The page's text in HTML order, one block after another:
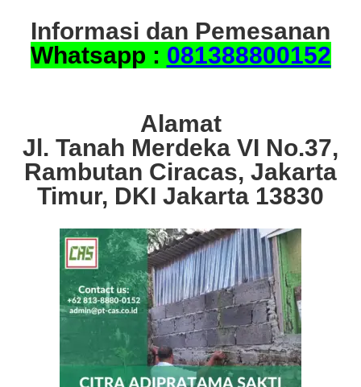
Informasi dan Pemesanan
Whatsapp : 081388800152
Alamat
Jl. Tanah Merdeka VI No.37,
Rambutan Ciracas, Jakarta
Timur, DKI Jakarta 13830